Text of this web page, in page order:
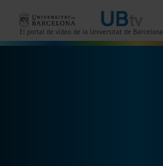
El portal de vídeo de la Universitat de Barcelona